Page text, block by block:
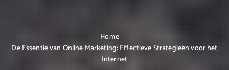
Home
De Essentie van Online Marketing: Effectieve Strategieën voor het
Internet